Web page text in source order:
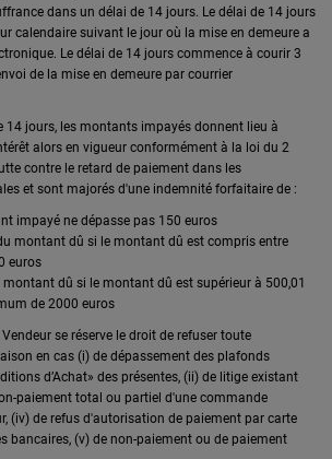
dans un délai de 14 jours. Le délai de 14 jours
calendaire suivant le jour où la mise en demeure a
Le délai de 14 jours commence à courir 3
de la mise en demeure par courrier
14 jours, les montants impayés donnent lieu à
alors en vigueur conformément à la loi du 2
contre le retard de paiement dans les
et sont majorés d'une indemnité forfaitaire de :
impayé ne dépasse pas 150 euros
montant dû si le montant dû est compris entre
euros
dû si le montant dû est supérieur à 500,01
de 2000 euros
se réserve le droit de refuser toute
en cas (i) de dépassement des plafonds
d’Achat» des présentes, (ii) de litige existant
paiement total ou partiel d'une commande
(iv) de refus d'autorisation de paiement par carte
bancaires, (v) de non-paiement ou de paiement